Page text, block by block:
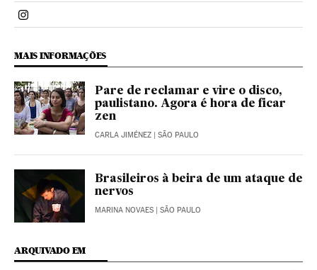
Politica El País Brasil en Instagram
MAIS INFORMAÇÕES
Pare de reclamar e vire o disco,
paulistano. Agora é hora de ficar
zen
CARLA JIMÉNEZ | SÃO PAULO
Brasileiros à beira de um ataque de
nervos
MARINA NOVAES | SÃO PAULO
ARQUIVADO EM